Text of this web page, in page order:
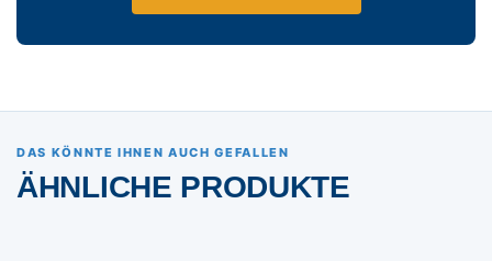
DAS KÖNNTE IHNEN AUCH GEFALLEN
ÄHNLICHE PRODUKTE